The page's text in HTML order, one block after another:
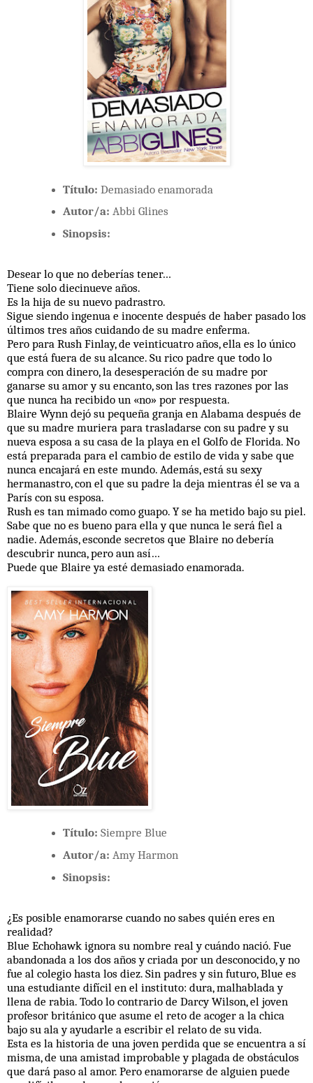
Título: Demasiado enamorada
Autor/a: Abbi Glines
Sinopsis:
Desear lo que no deberías tener…
Tiene solo diecinueve años.
Es la hija de su nuevo padrastro.
Sigue siendo ingenua e inocente después de haber pasado los
últimos tres años cuidando de su madre enferma.
Pero para Rush Finlay, de veinticuatro años, ella es lo único
que está fuera de su alcance. Su rico padre que todo lo
compra con dinero, la desesperación de su madre por
ganarse su amor y su encanto, son las tres razones por las
que nunca ha recibido un «no» por respuesta.
Blaire Wynn dejó su pequeña granja en Alabama después de
que su madre muriera para trasladarse con su padre y su
nueva esposa a su casa de la playa en el Golfo de Florida. No
está preparada para el cambio de estilo de vida y sabe que
nunca encajará en este mundo. Además, está su sexy
hermanastro, con el que su padre la deja mientras él se va a
París con su esposa.
Rush es tan mimado como guapo. Y se ha metido bajo su piel.
Sabe que no es bueno para ella y que nunca le será fiel a
nadie. Además, esconde secretos que Blaire no debería
descubrir nunca, pero aun así…
Puede que Blaire ya esté demasiado enamorada.
Título: Siempre Blue
Autor/a: Amy Harmon
Sinopsis:
¿Es posible enamorarse cuando no sabes quién eres en
realidad?
Blue Echohawk ignora su nombre real y cuándo nació. Fue
abandonada a los dos años y criada por un desconocido, y no
fue al colegio hasta los diez. Sin padres y sin futuro, Blue es
una estudiante difícil en el instituto: dura, malhablada y
llena de rabia. Todo lo contrario de Darcy Wilson, el joven
profesor británico que asume el reto de acoger a la chica
bajo su ala y ayudarle a escribir el relato de su vida.
Esta es la historia de una joven perdida que se encuentra a sí
misma, de una amistad improbable y plagada de obstáculos
que dará paso al amor. Pero enamorarse de alguien puede